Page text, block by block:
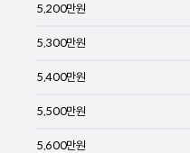
5,200만원
5,300만원
5,400만원
5,500만원
5,600만원